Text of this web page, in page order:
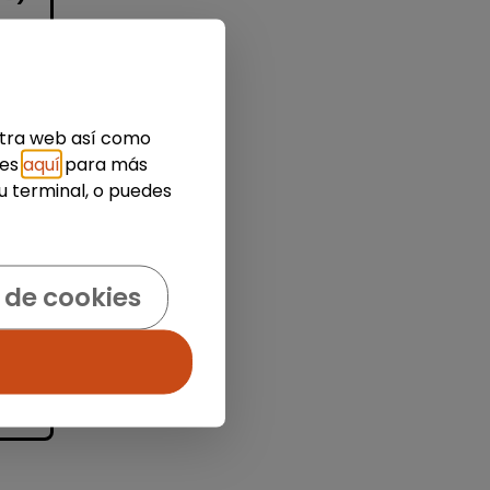
web así como
aquí para más
terminal, o puedes
cookies